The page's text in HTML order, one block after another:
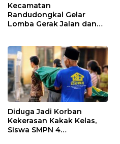
Kecamatan
Randudongkal Gelar
Lomba Gerak Jalan dan
Diduga Jadi Korban
Kekerasan Kakak Kelas,
Siswa SMPN 4